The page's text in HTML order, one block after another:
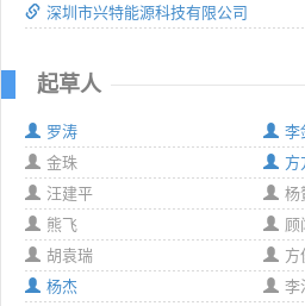
深圳市兴特能源科技有限公司
起草人
罗涛
李
金珠
方
汪建平
杨
熊飞
顾
胡袁瑞
方
杨杰
李